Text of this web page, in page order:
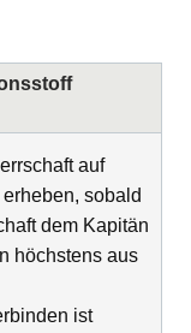
auf
sobald
dem Kapitän
höchstens aus
ist